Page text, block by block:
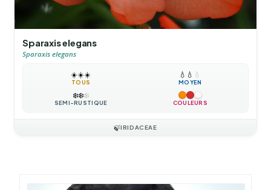
Sparaxis elegans
Sparaxis elegans
☀️☀️☀️
TOUS
💧 💧 💧
MOYEN
❄️❄️❄️
SEMI-RUSTIQUE COULEURS
🍃IRIDACEAE